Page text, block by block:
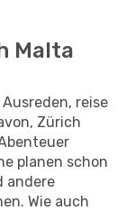
Malta
reise
Zürich
planen schon
andere
Wie auch